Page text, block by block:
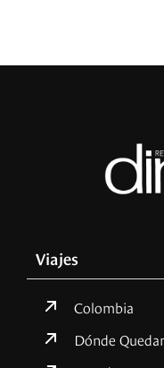
Viajes
Colombia
Dónde